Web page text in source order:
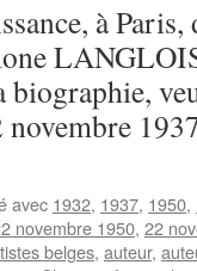
à Paris,
biographie,
avec 1932, 1937, 1950,
novembre 1950, 22
belges, auteur,